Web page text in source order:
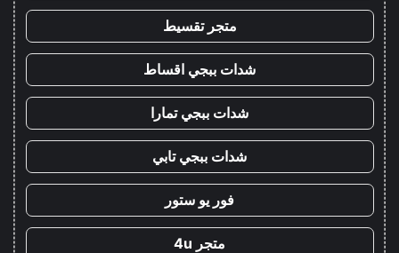
متجر تقسيط
شدات ببجي اقساط
شدات ببجي تمارا
شدات ببجي تابي
فور يو ستور
متجر 4u